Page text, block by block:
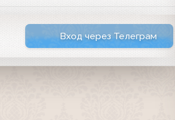
Вход через Телеграм